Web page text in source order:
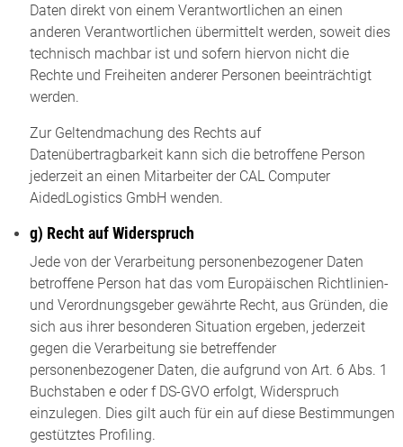
Daten direkt von einem Verantwortlichen an einen
anderen Verantwortlichen übermittelt werden, soweit dies
technisch machbar ist und sofern hiervon nicht die
Rechte und Freiheiten anderer Personen beeinträchtigt
werden.
Zur Geltendmachung des Rechts auf
Datenübertragbarkeit kann sich die betroffene Person
jederzeit an einen Mitarbeiter der CAL Computer
AidedLogistics GmbH wenden.
g) Recht auf Widerspruch
Jede von der Verarbeitung personenbezogener Daten
betroffene Person hat das vom Europäischen Richtlinien-
und Verordnungsgeber gewährte Recht, aus Gründen, die
sich aus ihrer besonderen Situation ergeben, jederzeit
gegen die Verarbeitung sie betreffender
personenbezogener Daten, die aufgrund von Art. 6 Abs. 1
Buchstaben e oder f DS-GVO erfolgt, Widerspruch
einzulegen. Dies gilt auch für ein auf diese Bestimmungen
gestütztes Profiling.